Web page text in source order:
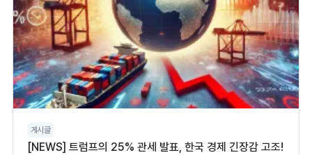
게시글
[NEWS] 트럼프의 25% 관세 발표, 한국 경제 긴장감 고조!